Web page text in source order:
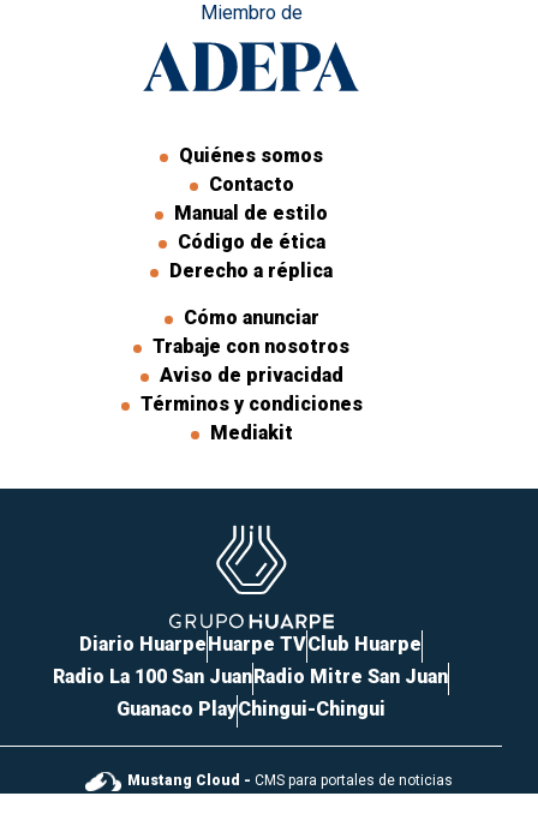
Miembro de
Quiénes somos
Contacto
Manual de estilo
Código de ética
Derecho a réplica
Cómo anunciar
Trabaje con nosotros
Aviso de privacidad
Términos y condiciones
Mediakit
Diario HuarpeHuarpe TVClub Huarpe
Radio La 100 San JuanRadio Mitre San Juan
Guanaco PlayChingui-Chingui
Mustang Cloud - CMS para portales de noticias